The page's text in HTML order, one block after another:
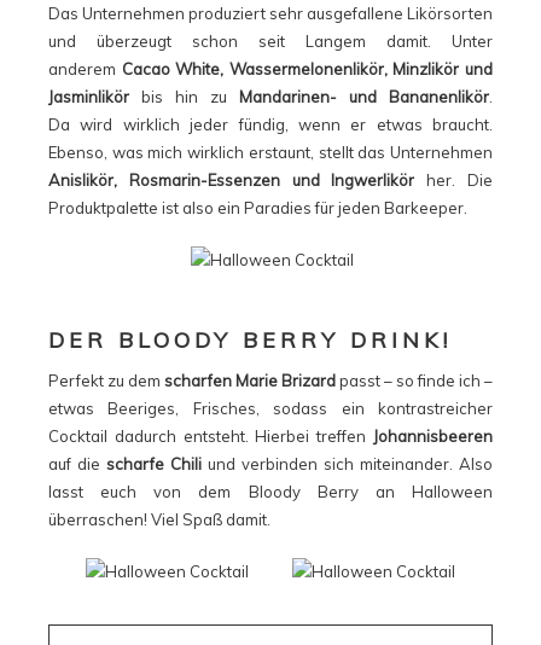
Das Unternehmen produziert sehr ausgefallene Likörsorten
und überzeugt schon seit Langem damit. Unter
anderem Cacao White, Wassermelonenlikör, Minzlikör und
Jasminlikör bis hin zu Mandarinen- und Bananenlikör
Da wird wirklich jeder fündig, wenn er etwas braucht.
Ebenso, was mich wirklich erstaunt, stellt das Unternehmen
Anislikör, Rosmarin-Essenzen und Ingwerlikör her. Die
Produktpalette ist also ein Paradies für jeden Barkeeper.
DER BLOODY BERRY DRINK!
Perfekt zu dem scharfen Marie Brizardpasst – so finde ich –
etwas Beeriges, Frisches, sodass ein kontrastreicher
Cocktail dadurch entsteht. Hierbei treffen Johannisbeeren
auf die scharfe Chili und verbinden sich miteinander. Also
lasst euch von dem Bloody Berry an Halloween
überraschen! Viel Spaß damit.